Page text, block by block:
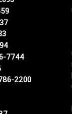
7744
2200